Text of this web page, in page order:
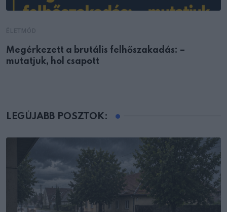
Megérkezett a brutális felhőszakadás: –
mutatjuk, hol csapott
LEGÚJABB POSZTOK: